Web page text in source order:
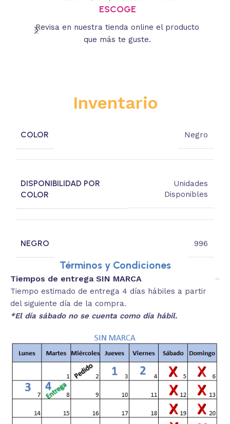
ESCOGE
Revisa en nuestra tienda online el producto
que más te guste.
Inventario
COLOR Negro
DISPONIBILIDAD POR
COLOR
Unidades
Disponibles
NEGRO 996
Términos y Condiciones
Tiempos de entrega SIN MARCA
Tiempo estimado de entrega 4 días hábiles a partir
del siguiente día de la compra.
*El día sábado no se cuenta como día hábil.